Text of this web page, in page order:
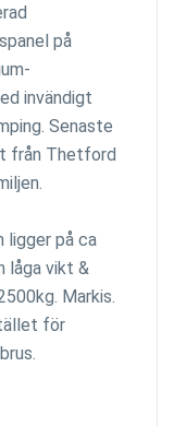
på
invändigt
Senaste
från Thetford
ligger på ca
låga vikt &
Markis.
för